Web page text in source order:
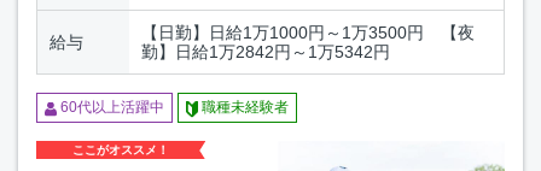
給与
【日勤】日給1万1000円～1万3500円 【夜
勤】日給1万2842円～1万5342円
60代以上活躍中 職種未経験者
ここがオススメ！